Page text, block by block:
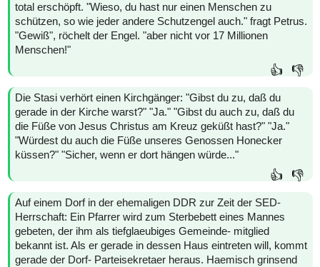
total erschöpft. "Wieso, du hast nur einen Menschen zu
schützen, so wie jeder andere Schutzengel auch." fragt Petrus.
"Gewiß", röchelt der Engel. "aber nicht vor 17 Millionen
Menschen!"
👍 👎
Die Stasi verhört einen Kirchgänger: "Gibst du zu, daß du
gerade in der Kirche warst?" "Ja." "Gibst du auch zu, daß du
die Füße von Jesus Christus am Kreuz geküßt hast?" "Ja."
"Würdest du auch die Füße unseres Genossen Honecker
küssen?" "Sicher, wenn er dort hängen würde..."
👍 👎
Auf einem Dorf in der ehemaligen DDR zur Zeit der SED-
Herrschaft: Ein Pfarrer wird zum Sterbebett eines Mannes
gebeten, der ihm als tiefglaeubiges Gemeinde- mitglied
bekannt ist. Als er gerade in dessen Haus eintreten will, kommt
gerade der Dorf- Parteisekretaer heraus. Haemisch grinsend